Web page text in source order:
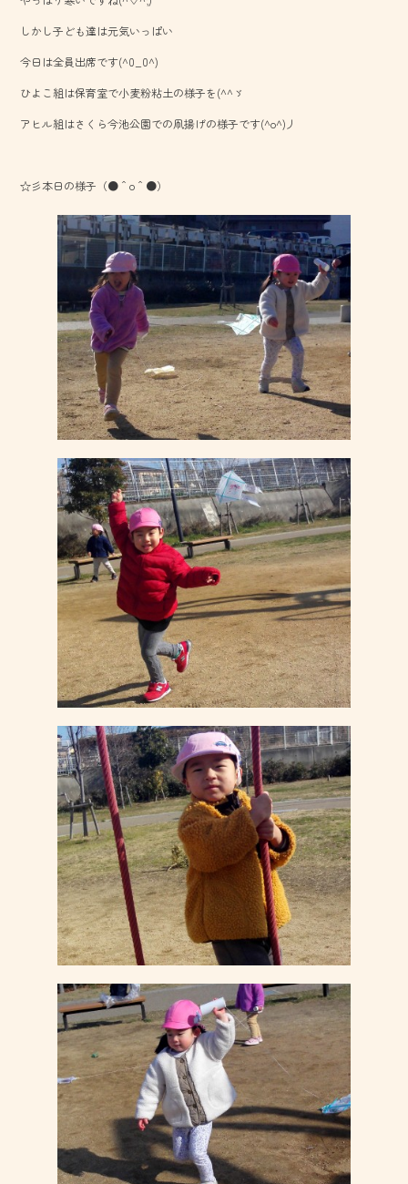
b
o
ok
しかし子ども達は元気いっぱい
今日は全員出席です(^0_0^)
ひよこ組は保育室で小麦粉粘土の様子を(^^ゞ
アヒル組はさくら今池公園での凧揚げの様子です(^o^)丿
☆彡本日の様子（●＾o＾●）